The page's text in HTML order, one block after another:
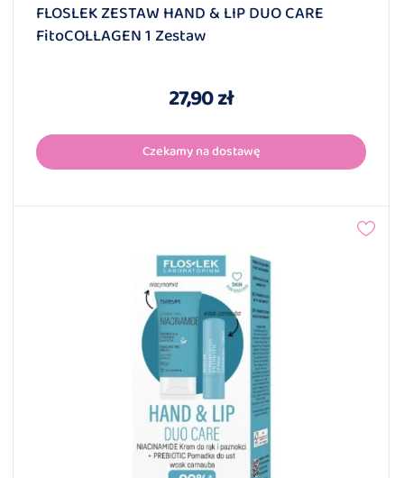
FLOSLEK ZESTAW HAND & LIP DUO CARE
FitoCOLLAGEN 1 Zestaw
27,90 zł
Czekamy na dostawę